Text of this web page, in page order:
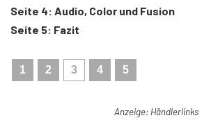
Seite 4: Audio, Color und Fusion
Seite 5: Fazit
1 2 3 4 5
Anzeige: Händlerlinks